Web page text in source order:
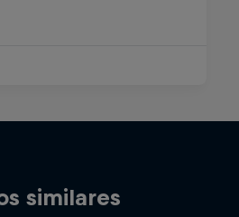
similares